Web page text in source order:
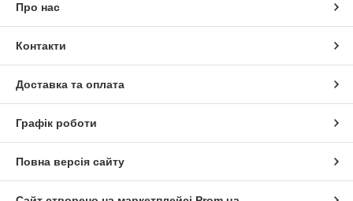
Про нас
Контакти
Доставка та оплата
Графік роботи
Повна версія сайту